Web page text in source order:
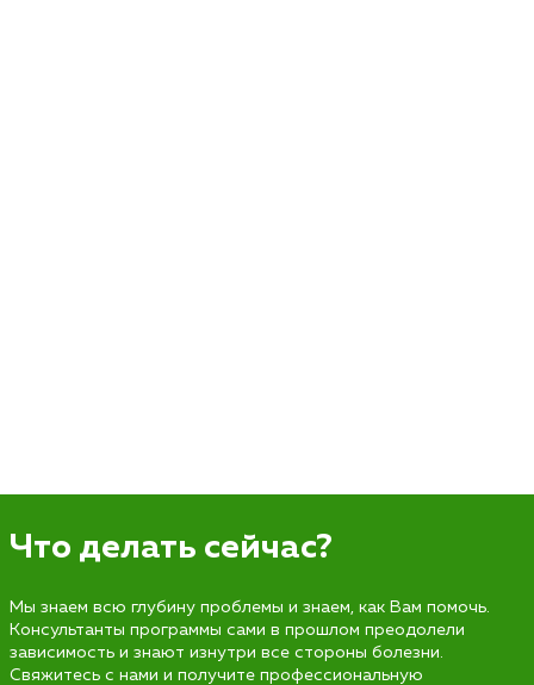
Что делать сейчас?
Мы знаем всю глубину проблемы и знаем, как Вам помочь.
Консультанты программы сами в прошлом преодолели
зависимость и знают изнутри все стороны болезни.
Свяжитесь с нами и получите профессиональную